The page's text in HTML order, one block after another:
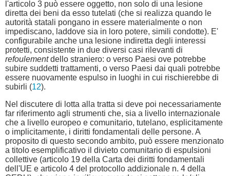
l'articolo 3 può essere oggetto, non solo di una lesione
diretta dei beni da esso tutelati (che si realizza quando le
autorità statali pongano in essere materialmente o non
impediscano, laddove sia in loro potere, simili condotte). E'
configurabile anche una lesione indiretta degli interessi
protetti, consistente in due diversi casi rilevanti di
refoulementdello straniero: o verso Paesi ove potrebbe
subire suddetti trattamenti, o verso Paesi dai quali potrebbe
essere nuovamente espulso in luoghi in cui rischierebbe di
subirli (12).
Nel discutere di lotta alla tratta si deve poi necessariamente
far riferimento agli strumenti che, sia a livello internazionale
che a livello europeo e comunitario, tutelano, esplicitamente
o implicitamente, i diritti fondamentali delle persone. A
proposito di questo secondo ambito, può essere menzionato
a titolo esemplificativo il divieto comunitario di espulsioni
collettive (articolo 19 della Carta dei diritti fondamentali
dell'UE e articolo 4 del protocollo addizionale n. 4 della